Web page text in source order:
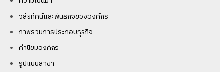
วิสัยทัศน์และพันธกิจขององค์กร
ภาพรวมการประกอบธุรกิจ
ค่านิยมองค์กร
รูปแบบสาขา